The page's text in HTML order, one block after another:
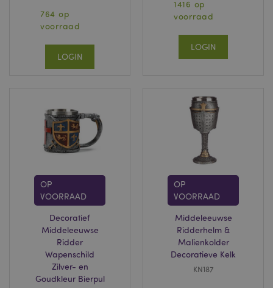
764 op
voorraad
LOGIN
1416 op
voorraad
LOGIN
OP
VOORRAAD
Decoratief
Middeleeuwse
Ridder
Wapenschild
Zilver- en
Goudkleur Bierpul
OP
VOORRAAD
Middeleeuwse
Ridderhelm &
Malienkolder
Decoratieve Kelk
KN187